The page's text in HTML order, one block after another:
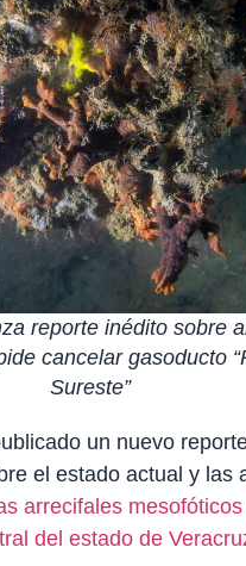
reporte inédito sobre
cancelar gasoducto
Sureste”
un nuevo
el estado actual y las
arrecifales
del estado de